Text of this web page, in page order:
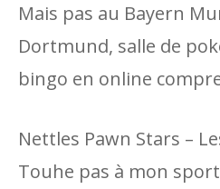
Mais pas au Bayern
Dortmund, salle de
bingo en online
Nettles Pawn Stars –
Touhe pas à mon